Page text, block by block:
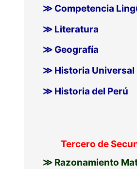
≫ Competencia
≫ Literatura
≫ Geografía
≫ Historia Universal
≫ Historia del Perú
Tercero de
≫ Razonamiento